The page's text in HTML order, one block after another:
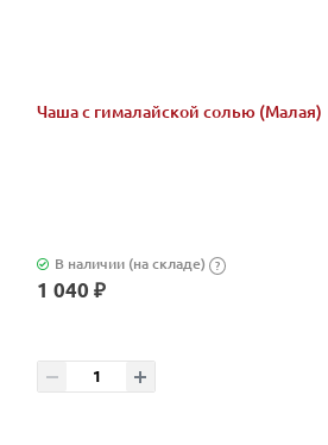
Чаша с гималайской солью (Малая)
В наличии (на складе) ?
1 040 ₽